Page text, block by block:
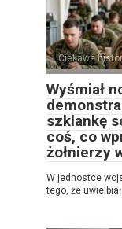
Ciekawe
Wyśmiał
szklankę
coś, co
żołnierzy
W jednostce
tego, że